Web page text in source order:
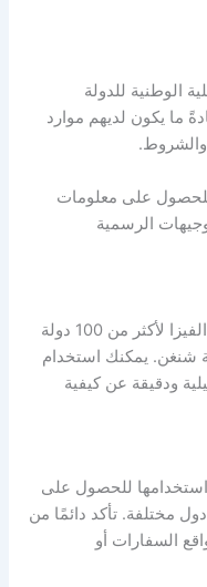
الوطنية للدولة
ما يكون لديهم موارد
والشروط.
للحصول على معلومات
الرسمية
VisaHQ يقدم معلومات حول تقديم الفيزا لأكثر من 100 دولة
شنغن. يمكنك استخدام
ودقيقة عن كيفية
للحصول على
مختلفة. تأكد دائمًا من
السفارات أو